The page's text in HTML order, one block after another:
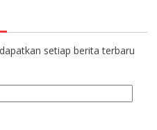
setiap berita terbaru